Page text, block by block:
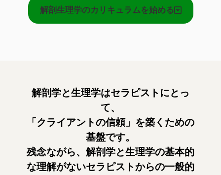
解剖生理学のカリキュラムを始める
解剖学と生理学はセラピストにとっ
て、
「クライアントの信頼」を築くための
基盤です。
残念ながら、解剖学と生理学の基本的
な理解がないセラピストからの一般的